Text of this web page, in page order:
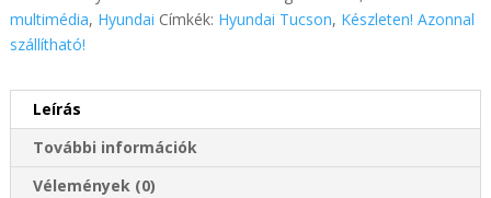
10"-
os
Android
GPS
autórádió
navigációval
multimédia, Hyundai Címkék: Hyundai Tucson, Készleten! Azonnal
szállítható!
Leírás
További információk
Vélemények (0)